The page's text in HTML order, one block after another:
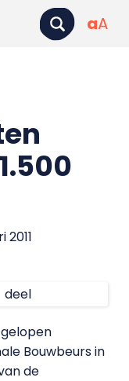
aA
2011
deel
Bouwbeurs in
de